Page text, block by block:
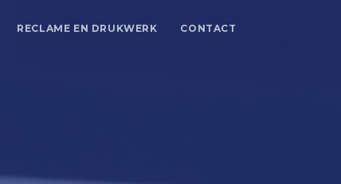
RECLAME EN DRUKWERK CONTACT